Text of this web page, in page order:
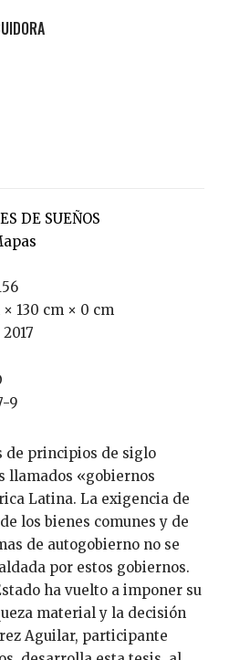
DE SUEÑOS
Mapas
156
130 cm × 0 cm
2017
9
llamados «gobiernos
Latina. La exigencia de
los bienes comunes y de
de autogobierno no se
por estos gobiernos.
ha vuelto a imponer su
material y la decisión
Aguilar, participante